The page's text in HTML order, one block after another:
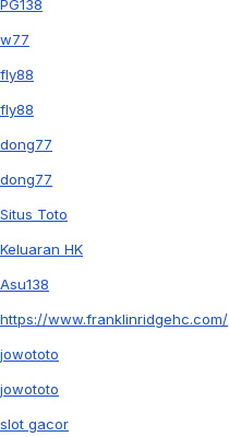
PG138
w77
fly88
fly88
dong77
dong77
Situs Toto
Keluaran HK
Asu138
https://www.franklinridgehc.com/
jowototo
jowototo
slot gacor